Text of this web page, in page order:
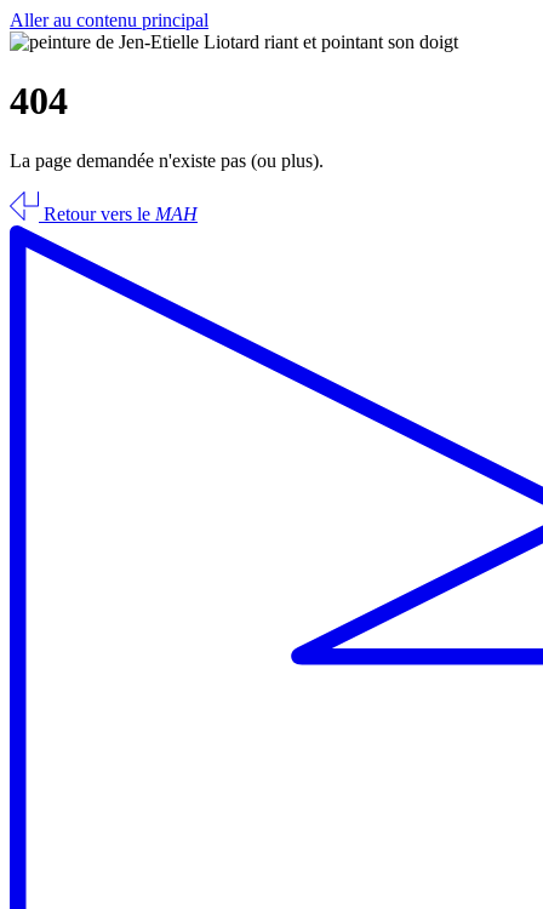
Aller au contenu principal
404
La page demandée n'existe pas (ou plus).
Retour vers le MAH